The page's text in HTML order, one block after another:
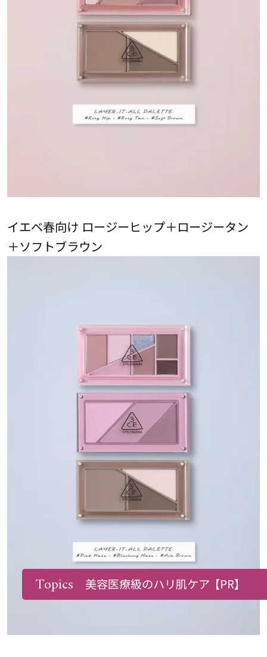
イエベ春向け ロージーヒップ＋ロージータン
＋ソフトブラウン
Topics 美容医療級のハリ肌ケア【PR】